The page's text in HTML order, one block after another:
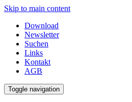
Skip to main content
Download
Newsletter
Suchen
Links
Kontakt
AGB
Toggle navigation